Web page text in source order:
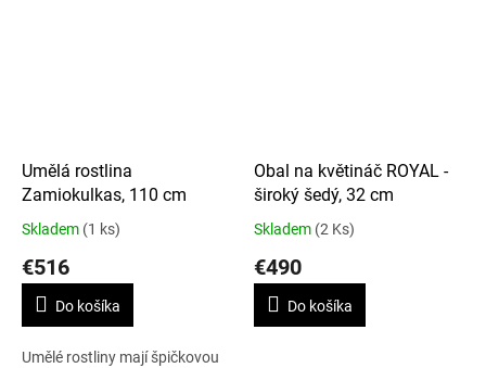
Umělá rostlina
Zamiokulkas, 110 cm
Skladem (1 ks)
€516
Do košíka
Umělé rostliny mají špičkovou
Obal na květináč ROYAL -
široký šedý, 32 cm
Skladem (2 Ks)
€490
Do košíka